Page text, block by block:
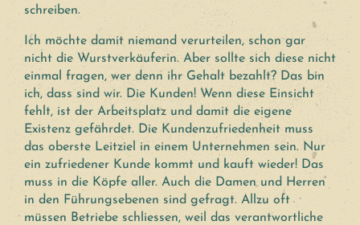
schreiben.
Ich möchte damit niemand verurteilen, schon gar
nicht die Wurstverkäuferin. Aber sollte sich diese nicht
einmal fragen, wer denn ihr Gehalt bezahlt? Das bin
ich, dass sind wir. Die Kunden! Wenn diese Einsicht
fehlt, ist der Arbeitsplatz und damit die eigene
Existenz gefährdet. Die Kundenzufriedenheit muss
das oberste Leitziel in einem Unternehmen sein. Nur
ein zufriedener Kunde kommt und kauft wieder! Das
muss in die Köpfe aller. Auch die Damen und Herren
in den Führungsebenen sind gefragt. Allzu oft
müssen Betriebe schliessen, weil das verantwortliche